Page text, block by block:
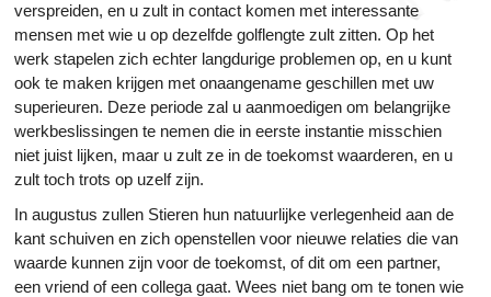
verspreiden, en u zult in contact komen met interessante
mensen met wie u op dezelfde golflengte zult zitten. Op het
werk stapelen zich echter langdurige problemen op, en u kunt
ook te maken krijgen met onaangename geschillen met uw
superieuren. Deze periode zal u aanmoedigen om belangrijke
werkbeslissingen te nemen die in eerste instantie misschien
niet juist lijken, maar u zult ze in de toekomst waarderen, en u
zult toch trots op uzelf zijn.
In augustus zullen Stieren hun natuurlijke verlegenheid aan de
kant schuiven en zich openstellen voor nieuwe relaties die van
waarde kunnen zijn voor de toekomst, of dit om een partner,
een vriend of een collega gaat. Wees niet bang om te tonen wie